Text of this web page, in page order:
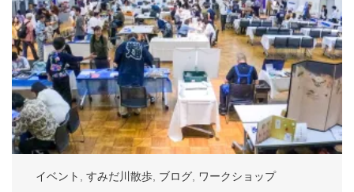
イベント , すみだ川散歩, ブログ, ワークショップ